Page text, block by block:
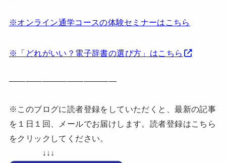
※オンライン通学コースの体験セミナーはこちら
※「どれがいい？電子辞書の選び方」はこちら
—————————————
※このブログに読者登録をしていただくと、最新の記事
を１日１回、メールでお届けします。読者登録はこちら
をクリックしてください。
↓↓↓